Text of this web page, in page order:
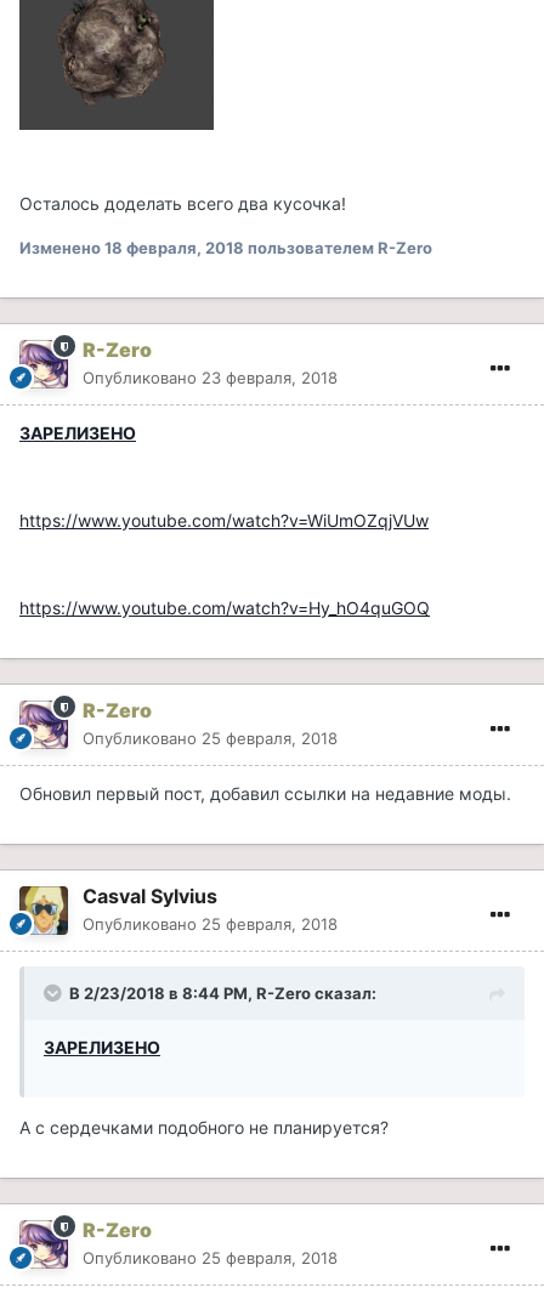
Осталось доделать всего два кусочка!
Изменено18 февраля, 2018 пользователем R-Zero
R-Zero
Опубликовано 23 февраля, 2018
ЗАРЕЛИЗЕНО
https://www.youtube.com/watch?v=WiUmOZqjVUw
https://www.youtube.com/watch?v=Hy_hO4quGOQ
R-Zero
Опубликовано 25 февраля, 2018
Обновил первый пост, добавил ссылки на недавние моды.
Casval Sylvius
Опубликовано 25 февраля, 2018
В 2/23/2018 в 8:44 PM, R-Zero сказал:
ЗАРЕЛИЗЕНО
А с сердечками подобного не планируется?
R-Zero
Опубликовано 25 февраля, 2018